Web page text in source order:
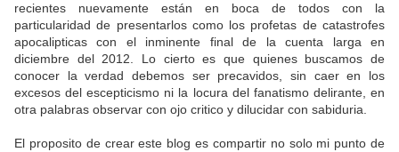
recientes nuevamente están en boca de todos con la
particularidad de presentarlos como los profetas de catastrofes
apocalipticas con el inminente final de la cuenta larga en
diciembre del 2012. Lo cierto es que quienes buscamos de
conocer la verdad debemos ser precavidos, sin caer en los
excesos del escepticismo ni la locura del fanatismo delirante, en
otra palabras observar con ojo critico y dilucidar con sabiduria.
El proposito de crear este blog es compartir no solo mi punto de